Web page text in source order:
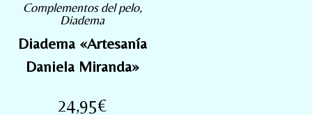
Complementos del pelo,
Diadema
Diadema «Artesanía
Daniela Miranda»
24,95€